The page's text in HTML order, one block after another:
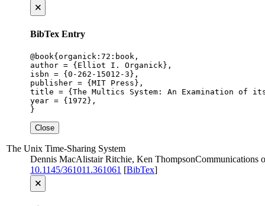
🗙
BibTex Entry
@book{organick:72:book,
author = {Elliot I. Organick},
isbn = {0-262-15012-3},
publisher = {MIT Press},
title = {The Multics System: An Examination of
year = {1972},
}
Close
The Unix Time-Sharing System
Dennis MacAlistair Ritchie, Ken ThompsonCommunications
10.1145/361011.361061 [BibTex]
🗙